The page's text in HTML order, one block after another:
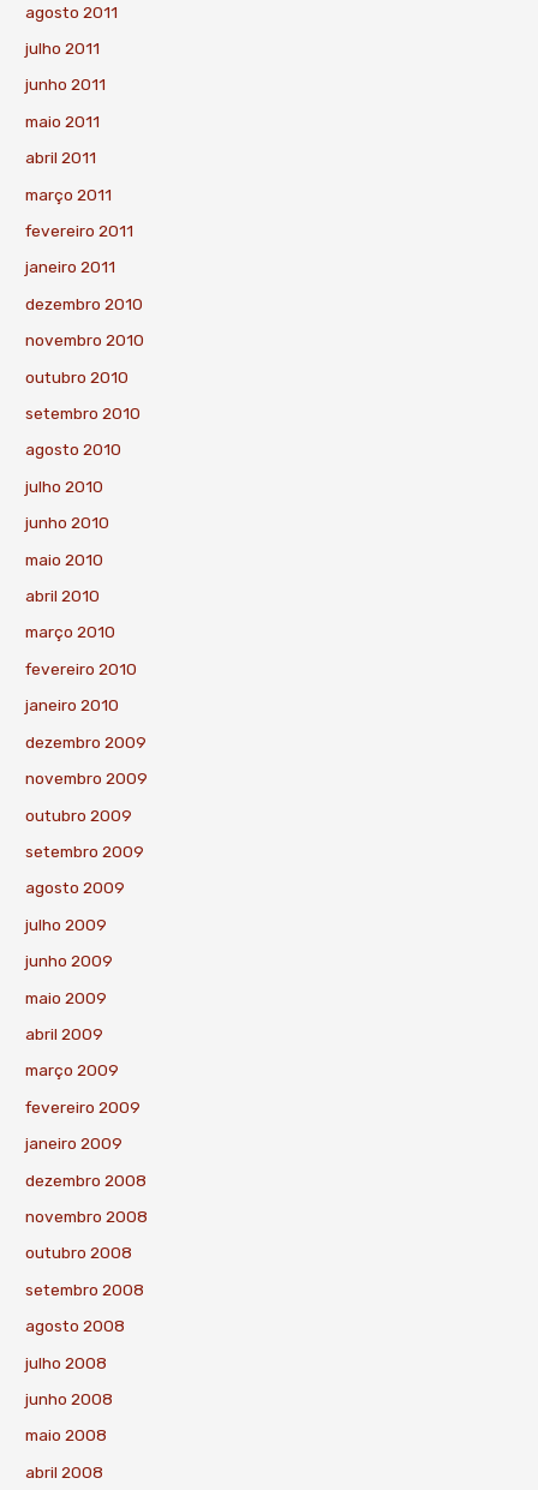
agosto 2011
julho 2011
junho 2011
maio 2011
abril 2011
março 2011
fevereiro 2011
janeiro 2011
dezembro 2010
novembro 2010
outubro 2010
setembro 2010
agosto 2010
julho 2010
junho 2010
maio 2010
abril 2010
março 2010
fevereiro 2010
janeiro 2010
dezembro 2009
novembro 2009
outubro 2009
setembro 2009
agosto 2009
julho 2009
junho 2009
maio 2009
abril 2009
março 2009
fevereiro 2009
janeiro 2009
dezembro 2008
novembro 2008
outubro 2008
setembro 2008
agosto 2008
julho 2008
junho 2008
maio 2008
abril 2008